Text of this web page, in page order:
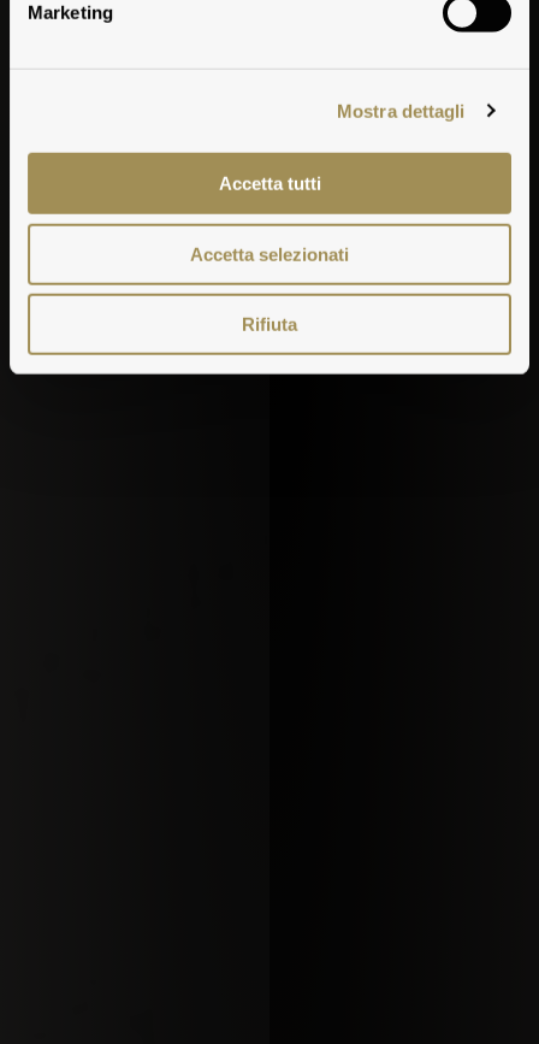
Marketing
Mostra dettagli
Accetta tutti
Accetta selezionati
Rifiuta